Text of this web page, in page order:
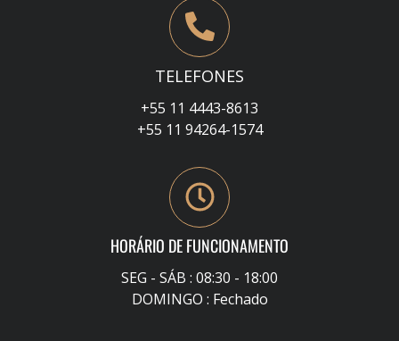
TELEFONES
+55 11 4443-8613
+55 11 94264-1574
HORÁRIO DE FUNCIONAMENTO
SEG - SÁB : 08:30 - 18:00
DOMINGO : Fechado